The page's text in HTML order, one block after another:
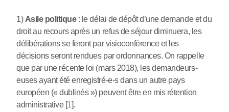
1) Asile politique: le délai de dépôt d’une demande et du
droit au recours après un refus de séjour diminuera, les
délibérations se feront par visioconférence et les
décisions seront rendues par ordonnances. On rappelle
que par une récente loi (mars 2018), les demandeurs-
euses ayant été enregistré-e-s dans un autre pays
européen (« dublinés ») peuvent être en mis rétention
administrative[1].